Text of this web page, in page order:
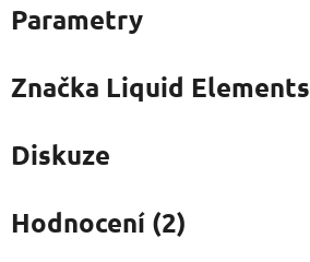
Parametry
Značka Liquid Elements
Diskuze
Hodnocení (2)